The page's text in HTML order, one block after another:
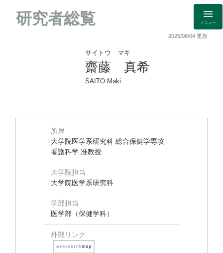
研究者総覧 メニュー
2026/08/04 更新
サイトウ マキ
齋藤 真希
SAITO Maki
所属
大学院医学系研究科 総合保健学専攻
看護科学 准教授
大学院担当
大学院医学系研究科
学部担当
医学部（保健学科）
外部リンク